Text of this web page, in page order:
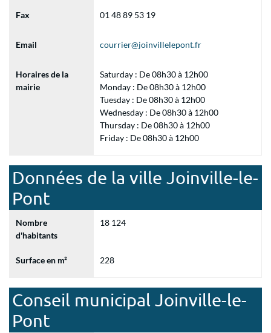
Fax 01 48 89 53 19
Email courrier@joinvillelepont.fr
Horaires de la
mairie
Saturday : De 08h30 à 12h00
Monday : De 08h30 à 12h00
Tuesday : De 08h30 à 12h00
Wednesday : De 08h30 à 12h00
Thursday : De 08h30 à 12h00
Friday : De 08h30 à 12h00
Données de la ville Joinville-le-
Pont
Nombre
d'habitants
18 124
Surface en m² 228
Conseil municipal Joinville-le-
Pont